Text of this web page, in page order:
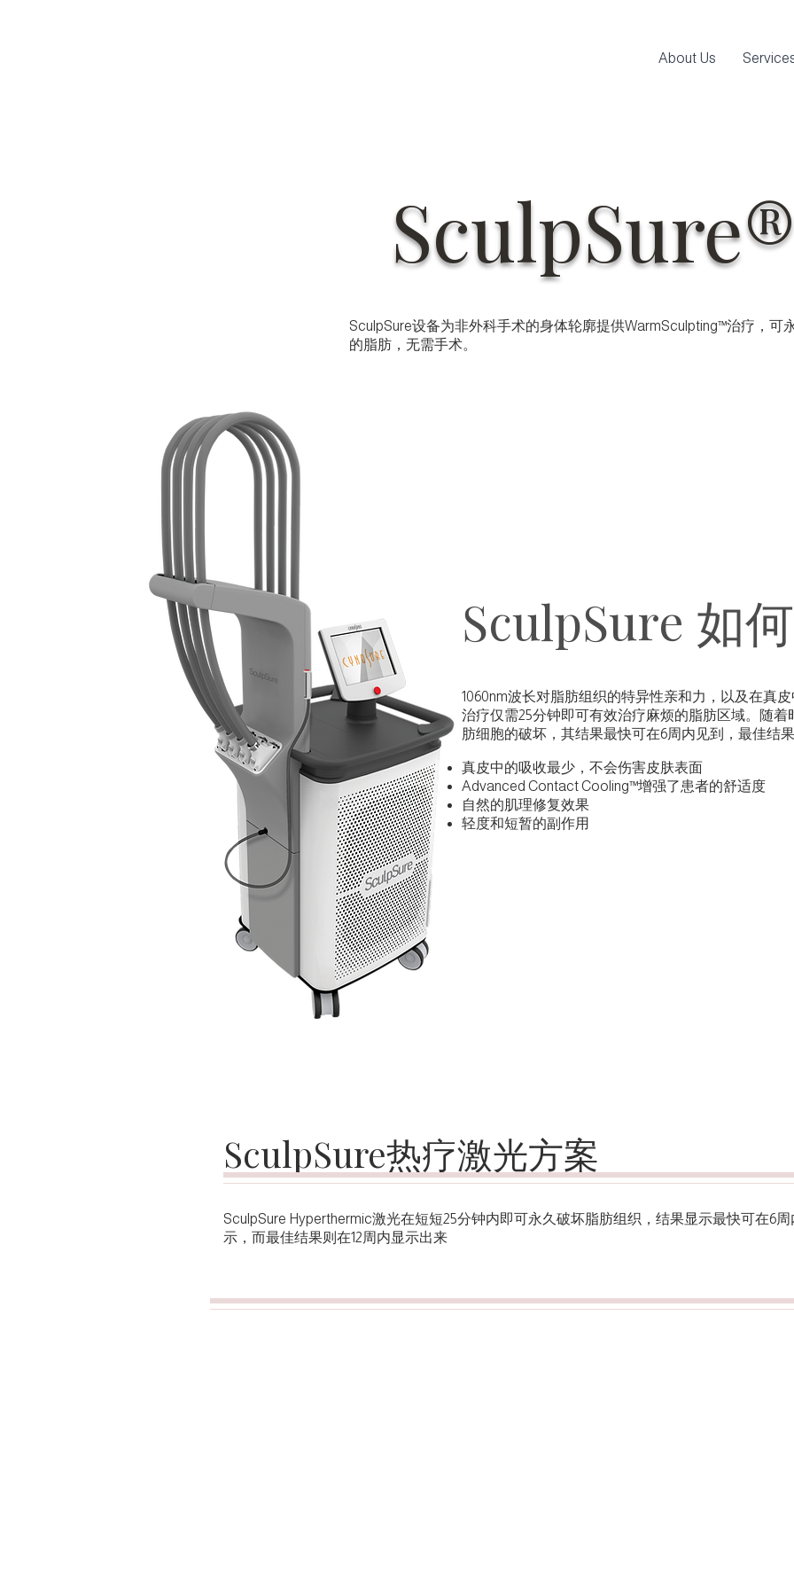
About Us
SculpSure设备为非外科手术的身体轮廓提供WarmSculpting™治疗，可
的脂肪，无需手术。
SculpSure 如
1060nm波长对脂肪组织的特异性亲和力，以及在真
治疗仅需25分钟即可有效治疗麻烦的脂肪区域。随
肪细胞的破坏，其结果最快可在6周内见到，最佳结
真皮中的吸收最少，不会伤害皮肤表面
Advanced Contact Cooling™增强了患者的舒适度
自然的肌理修复效果
轻度和短暂的副作用
SculpSure热疗激光方案
SculpSure Hyperthermic激光在短短25分钟内即可永久破坏脂肪组织，结果显示最快可在6周
示，而最佳结果则在12周内显示出来